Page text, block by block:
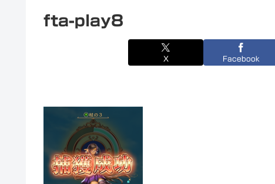
fta-play8
X Facebook